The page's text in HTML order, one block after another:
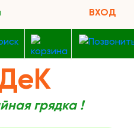
ВХОД
грядка !